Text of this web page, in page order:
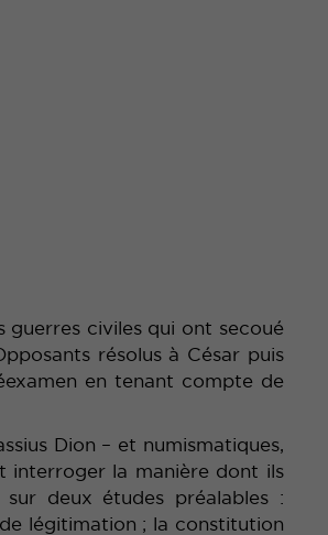
guerres civiles qui ont secoué
résolus à César puis
en tenant compte de
Dion – et numismatiques,
interroger la manière dont ils
deux études préalables :
légitimation ; la constitution